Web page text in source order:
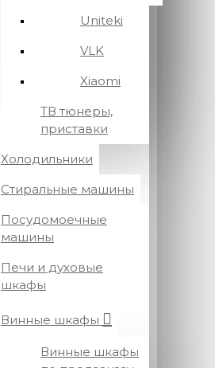
Uniteki
VLK
Xiaomi
ТВ тюнеры,
приставки
Холодильники
Стиральные машины
Посудомоечные
машины
Печи и духовые
шкафы
Винные шкафы
Винные шкафы